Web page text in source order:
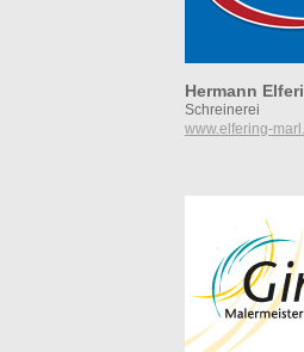
Hermann
Schreinerei
www.elfering-